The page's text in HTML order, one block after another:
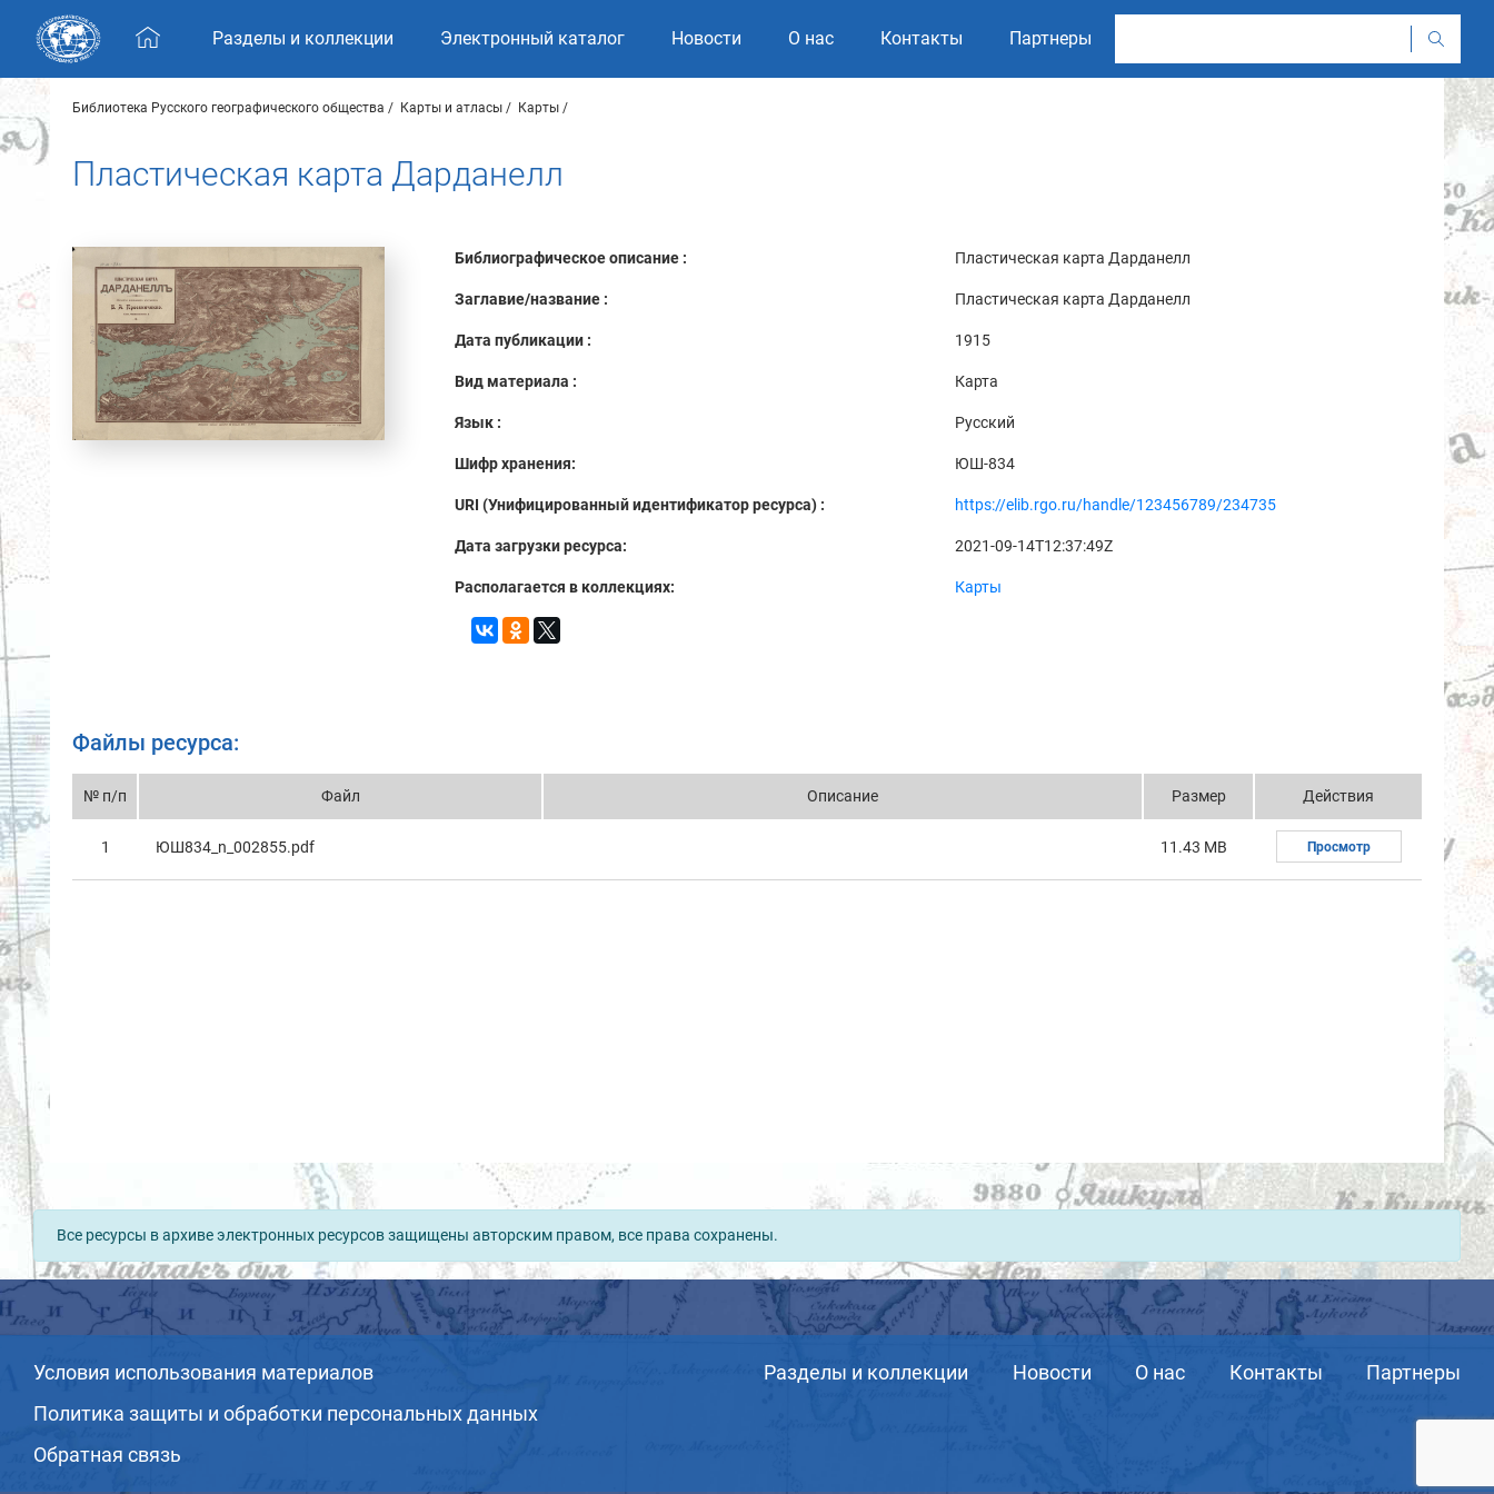
Skip navigation
Разделы и коллекции Электронный каталог Новости О нас Контакты Партнеры
Библиотека Русского географического общества Карты и атласы Карты
Пластическая карта Дарданелл
Библиографическое описание : Пластическая карта Дарданелл
Заглавие/название : Пластическая карта Дарданелл
Дата публикации : 1915
Вид материала : Карта
Язык : Русский
Шифр хранения: ЮШ-834
URI (Унифицированный идентификатор ресурса) : https://elib.rgo.ru/handle/123456789/234735
Дата загрузки ресурса: 2021-09-14T12:37:49Z
Располагается в коллекциях: Карты
Файлы ресурса:
№ п/п Файл Описание Размер Действия
1 ЮШ834_n_002855.pdf 11.43 MB Просмотр
Все ресурсы в архиве электронных ресурсов защищены авторским правом, все права сохранены.
Условия использования материалов
Политика защиты и обработки персональных данных
Обратная связь
Разделы и коллекции Новости О нас Контакты Партнеры